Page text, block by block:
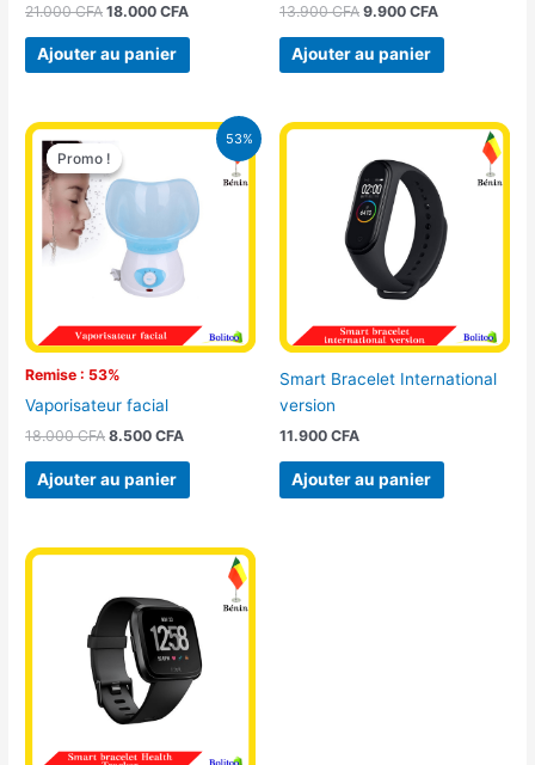
21.000CFA 18.000CFA
Ajouter au panier
13.900CFA 9.900 CFA
Ajouter au panier
53%
Promo !
Remise : 53%
Promo !
Vaporisateur facial
18.000CFA
Le
prix
initial
était :
18.000 CFA.
8.500CFA
Le
est :
8.500 CFA.
Ajouter au panier
Smart Bracelet International
version
11.900 CFA
Ajouter au panier